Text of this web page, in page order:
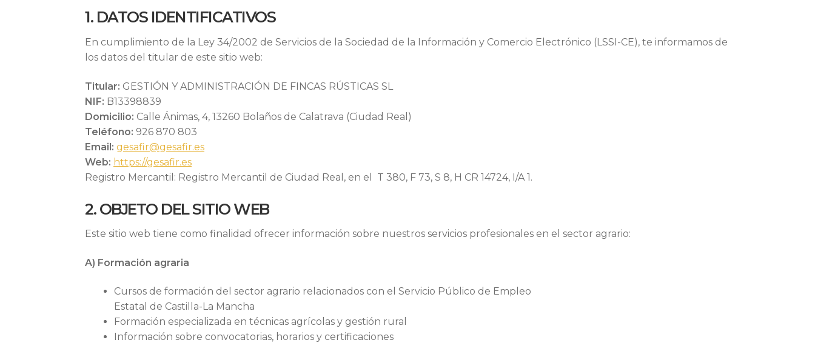
1. DATOS IDENTIFICATIVOS
En cumplimiento de la Ley 34/2002 de Servicios de la Sociedad de la Información y Comercio Electrónico (LSSI-CE), te informamos de
los datos del titular de este sitio web:
Titular: GESTIÓN Y ADMINISTRACIÓN DE FINCAS RÚSTICAS SL
NIF: B13398839
Domicilio: Calle Ánimas, 4, 13260 Bolaños de Calatrava (Ciudad Real)
Teléfono: 926 870 803
Email: gesafir@gesafir.es
Web: https://gesafir.es
Registro Mercantil: Registro Mercantil de Ciudad Real, en el T 380, F 73, S 8, H CR 14724, I/A 1.
2. OBJETO DEL SITIO WEB
Este sitio web tiene como finalidad ofrecer información sobre nuestros servicios profesionales en el sector agrario:
A) Formación agraria
Cursos de formación del sector agrario relacionados con el Servicio Público de Empleo
Estatal de Castilla-La Mancha
Formación especializada en técnicas agrícolas y gestión rural
Información sobre convocatorias, horarios y certificaciones